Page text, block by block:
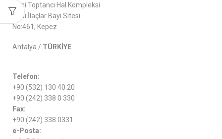
Yeni Toptancı Hal Kompleksi
Zirai İlaçlar Bayi Sitesi
No:461, Kepez
Antalya / TÜRKİYE
Telefon:
+90 (532) 130 40 20
+90 (242) 338 0 330
Fax:
+90 (242) 338 0331
e-Posta: